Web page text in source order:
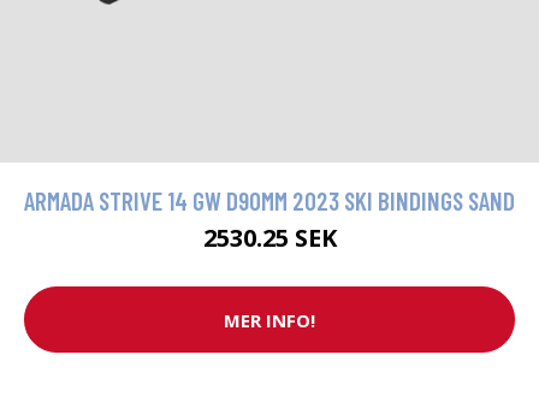
ARMADA STRIVE 14 GW D90MM 2023 SKI BINDINGS SAND
2530.25 SEK
MER INFO!